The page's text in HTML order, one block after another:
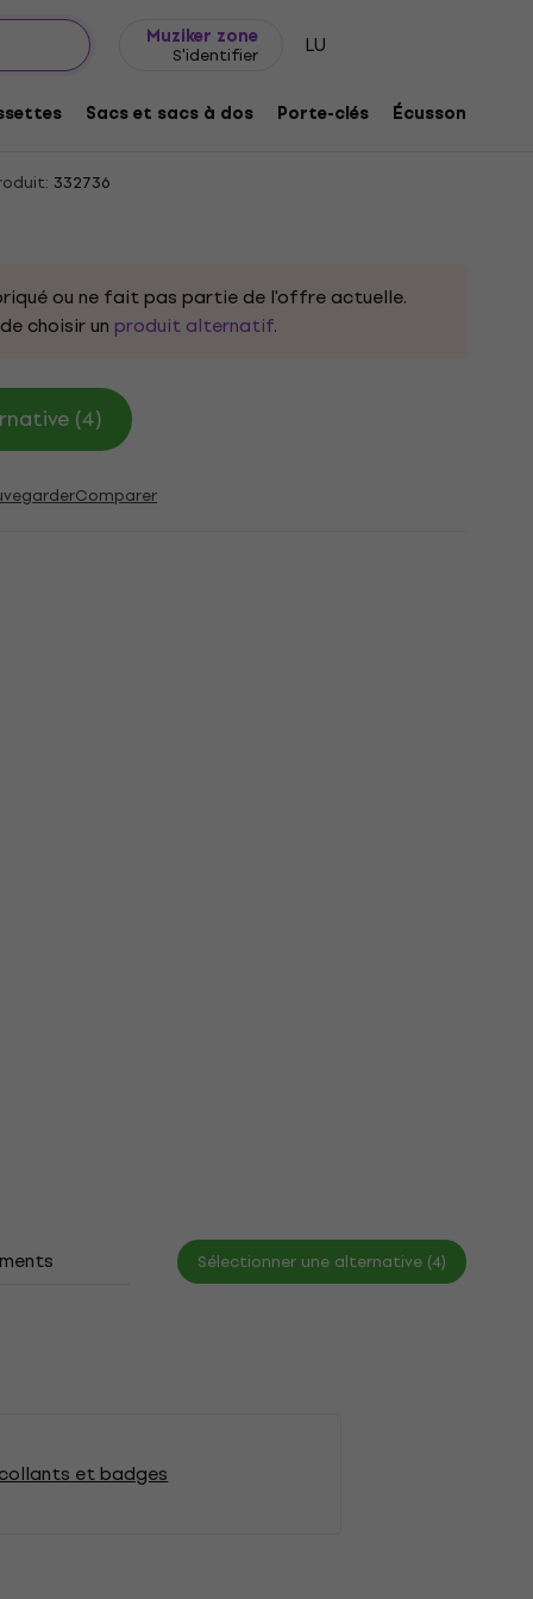
Muziker zone
S'identifier LU
Sacs et sacs à dos Porte-clés Écussons/
Patch à coudre
332736
ou ne fait pas partie de l'offre actuelle.
choisir un produit alternatif.
(4)
Comparer
Sélectionner une alternative (4)
et badges